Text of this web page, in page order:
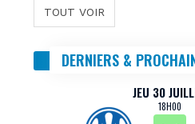
TOUT VOIR
DERNIERS &
JEU 30
18H00